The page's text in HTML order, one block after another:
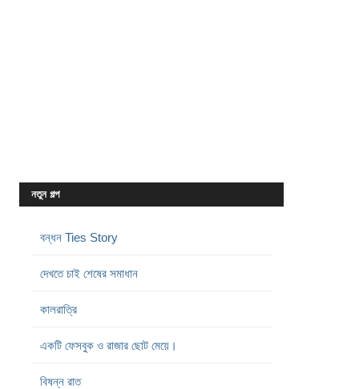
নতুন গল্প
বন্ধন Ties Story
দেখতে চাই শেষের সমাধান
কালরাত্রি
একটি ফেসবুক ও রাজার ছোট মেয়ে।
বিষন্ন রাত